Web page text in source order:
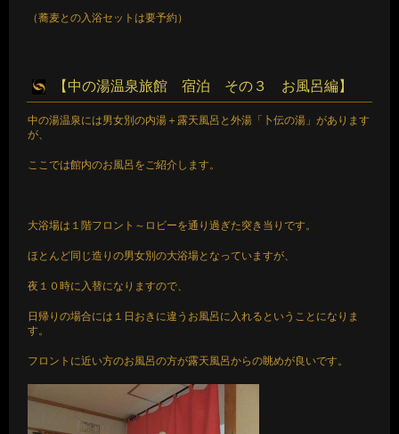
（蕎麦との入浴セットは要予約）
【中の湯温泉旅館 宿泊 その３ お風呂編】
中の湯温泉には男女別の内湯＋露天風呂と外湯「卜伝の湯」があります
が、
ここでは館内のお風呂をご紹介します。
大浴場は１階フロント～ロビーを通り過ぎた突き当りです。
ほとんど同じ造りの男女別の大浴場となっていますが、
夜１０時に入替になりますので、
日帰りの場合には１日おきに違うお風呂に入れるということになりま
す。
フロントに近い方のお風呂の方が露天風呂からの眺めが良いです。